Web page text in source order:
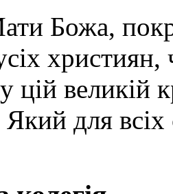
Божа,
християн,
цій великій
Який для